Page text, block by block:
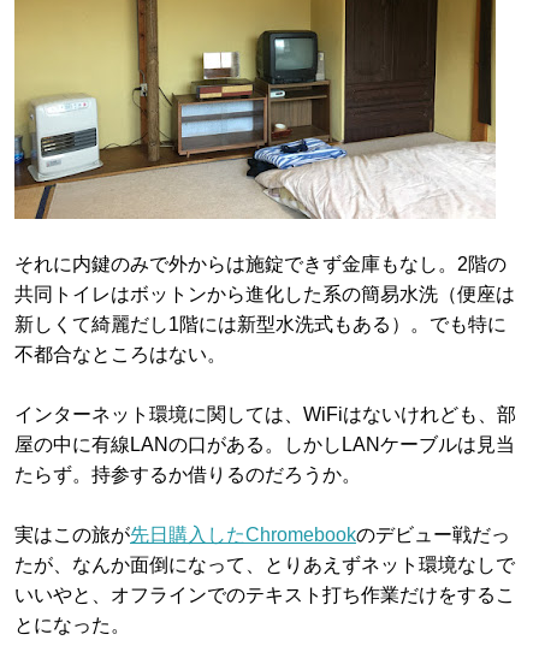
それに内鍵のみで外からは施錠できず金庫もなし。2階の
共同トイレはボットンから進化した系の簡易水洗（便座は
新しくて綺麗だし1階には新型水洗式もある）。でも特に
不都合なところはない。
インターネット環境に関しては、WiFiはないけれども、部
屋の中に有線LANの口がある。しかしLANケーブルは見当
たらず。持参するか借りるのだろうか。
実はこの旅が先日購入したChromebookのデビュー戦だっ
たが、なんか面倒になって、とりあえずネット環境なしで
いいやと、オフラインでのテキスト打ち作業だけをするこ
とになった。